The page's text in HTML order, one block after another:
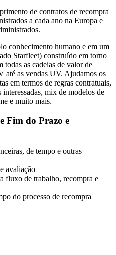
de contratos de recompra
a cada ano na Europa e
conhecimento humano e em um
Starfleet) construído em torno
todas as cadeias de valor de
até as vendas UV. Ajudamos os
em termos de regras contratuais,
mix de modelos de
e muito mais.
Fim do Prazo e
de tempo e outras
avaliação
fluxo de trabalho, recompra e
do processo de recompra